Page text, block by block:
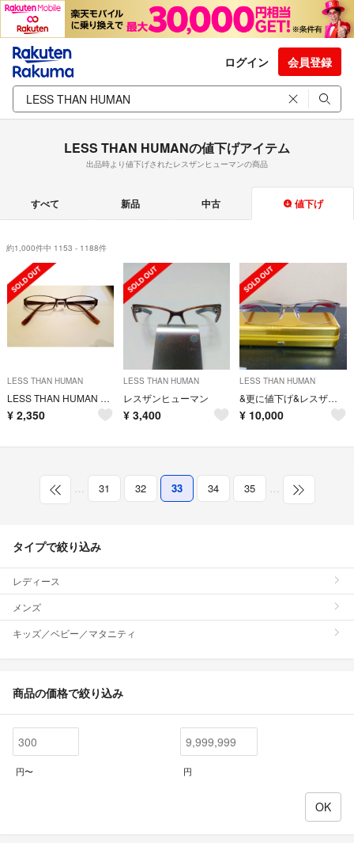
ログイン 会員登録
LESS THAN HUMANの値下げアイテム
出品時より値下げされたレスザンヒューマンの商品
すべて 新品 中古 値下げ
約1,000件中 1153 - 1188件
LESS THAN HUMAN
LESS THAN HUMAN メガネ
¥ 2,350
LESS THAN HUMAN
レスザンヒューマン
¥ 3,400
LESS THAN HUMAN
&更に値下げ&レスザンヒューマン 彗星
¥ 10,000
… 31 32 33 34 35 …
タイプで絞り込み
レディース
メンズ
キッズ／ベビー／マタニティ
商品の価格で絞り込み
円〜 円